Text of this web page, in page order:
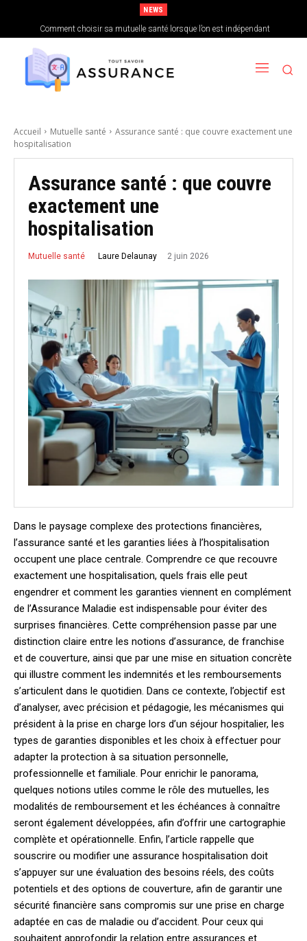
NEWS
Comment choisir sa mutuelle santé lorsque l’on est indépendant
Accueil Mutuelle santé
Assurance santé : que couvre exactement une
hospitalisation
Assurance santé : que couvre
exactement une
hospitalisation
Mutuelle santé Laure Delaunay 2 juin 2026
Dans le paysage complexe des protections financières,
l’assurance santé et les garanties liées à l’hospitalisation
occupent une place centrale. Comprendre ce que recouvre
exactement une hospitalisation, quels frais elle peut
engendrer et comment les garanties viennent en complément
de l’Assurance Maladie est indispensable pour éviter des
surprises financières. Cette compréhension passe par une
distinction claire entre les notions d’assurance, de franchise
et de couverture, ainsi que par une mise en situation concrète
qui illustre comment les indemnités et les remboursements
s’articulent dans le quotidien. Dans ce contexte, l’objectif est
d’analyser, avec précision et pédagogie, les mécanismes qui
président à la prise en charge lors d’un séjour hospitalier, les
types de garanties disponibles et les choix à effectuer pour
adapter la protection à sa situation personnelle,
professionnelle et familiale. Pour enrichir le panorama,
quelques notions utiles comme le rôle des mutuelles, les
modalités de remboursement et les échéances à connaître
seront également développées, afin d’offrir une cartographie
complète et opérationnelle. Enfin, l’article rappelle que
souscrire ou modifier une assurance hospitalisation doit
s’appuyer sur une évaluation des besoins réels, des coûts
potentiels et des options de couverture, afin de garantir une
sécurité financière sans compromis sur une prise en charge
adaptée en cas de maladie ou d’accident. Pour ceux qui
souhaitent approfondir la relation entre assurances et